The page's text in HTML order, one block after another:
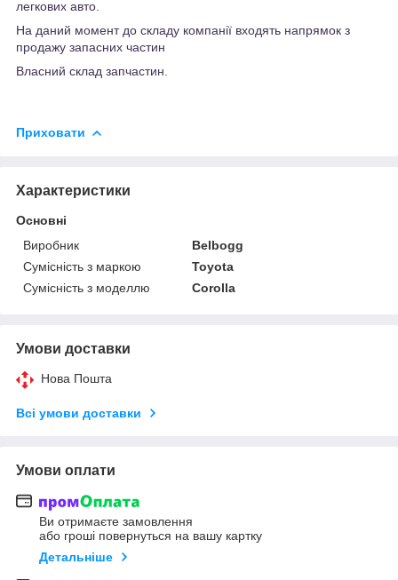
легкових авто.
На даний момент до складу компанії входять напрямок з
продажу запасних частин
Власний склад запчастин.
Приховати
Характеристики
Основні
Виробник
Belbogg
Сумісність з маркою
Toyota
Сумісність з моделлю
Corolla
Умови доставки
Нова Пошта
Всі умови доставки
Умови оплати
Ви отримаєте замовлення
або гроші повернуться на вашу картку
Детальніше